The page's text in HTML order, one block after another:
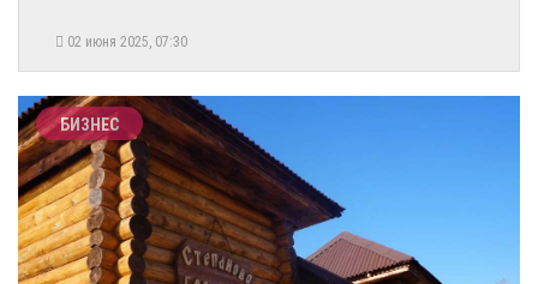
02 июня 2025, 07:30
БИЗНЕС